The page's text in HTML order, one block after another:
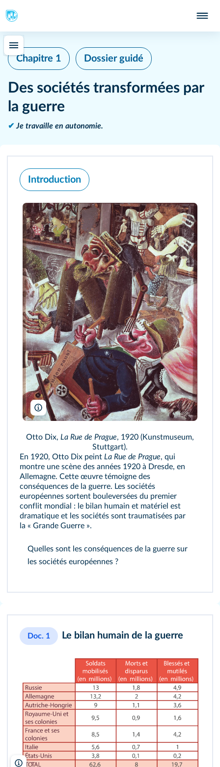
Chapitre 1 Dossier guidé
Des sociétés transformées par
la guerre
✔ Je travaille en autonomie.
Introduction
Otto Dix/Staatsgalerie, Stuttgart/P. Willi/Bridgeman/ADAGP
Otto Dix, La Rue de Prague, 1920 (Kunstmuseum,
Stuttgart).
En 1920, Otto Dix peint La Rue de Prague, qui
montre une scène des années 1920 à Dresde, en
Allemagne. Cette œuvre témoigne des
conséquences de la guerre. Les sociétés
européennes sortent bouleversées du premier
conflit mondial : le bilan humain et matériel est
dramatique et les sociétés sont traumatisées par
la « Grande Guerre ».
Quelles sont les conséquences de la guerre sur
les sociétés européennes ?
Doc. 1 Le bilan humain de la guerre
Centre Robert Schuman